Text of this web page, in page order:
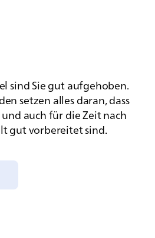
sind Sie gut aufgehoben.
setzen alles daran, dass
auch für die Zeit nach
gut vorbereitet sind.